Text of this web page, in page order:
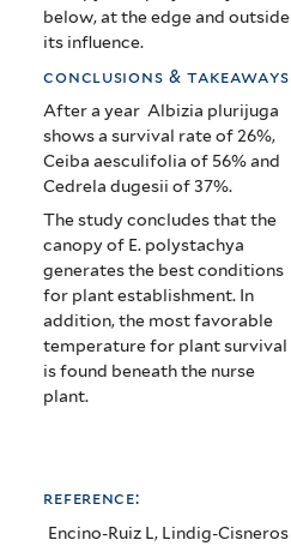
below, at the edge and outside
its influence.
conclusions & takeaways
After a year Albizia plurijuga
shows a survival rate of 26%,
Ceiba aesculifolia of 56% and
Cedrela dugesii of 37%.
The study concludes that the
canopy of E. polystachya
generates the best conditions
for plant establishment. In
addition, the most favorable
temperature for plant survival
is found beneath the nurse
plant.
reference:
Encino-Ruiz L, Lindig-Cisneros